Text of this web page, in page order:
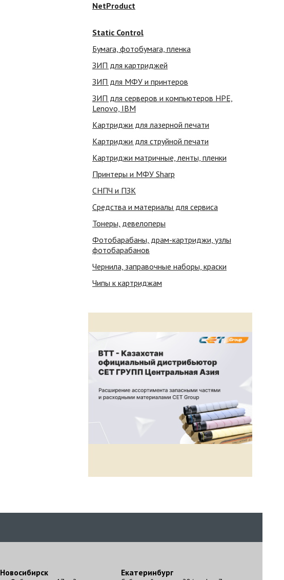
NetProduct
Static Control
Бумага, фотобумага, пленка
ЗИП для картриджей
ЗИП для МФУ и принтеров
ЗИП для серверов и компьютеров HPE,
Lenovo, IBM
Картриджи для лазерной печати
Картриджи для струйной печати
Картриджи матричные, ленты, пленки
Принтеры и МФУ Sharp
СНПЧ и ПЗК
Средства и материалы для сервиса
Тонеры, девелоперы
Фотобарабаны, драм-картриджи, узлы
фотобарабанов
Чернила, заправочные наборы, краски
Чипы к картриджам
Новосибирск Екатеринбург